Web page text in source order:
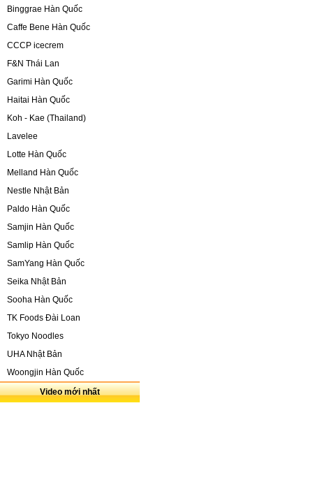
Binggrae Hàn Quốc
Caffe Bene Hàn Quốc
CCCP icecrem
F&N Thái Lan
Garimi Hàn Quốc
Haitai Hàn Quốc
Koh - Kae (Thailand)
Lavelee
Lotte Hàn Quốc
Melland Hàn Quốc
Nestle Nhật Bản
Paldo Hàn Quốc
Samjin Hàn Quốc
Samlip Hàn Quốc
SamYang Hàn Quốc
Seika Nhật Bản
Sooha Hàn Quốc
TK Foods Đài Loan
Tokyo Noodles
UHA Nhật Bản
Woongjin Hàn Quốc
Video mới nhất